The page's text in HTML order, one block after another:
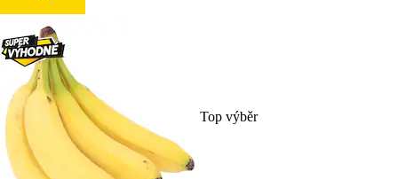
Top výběr